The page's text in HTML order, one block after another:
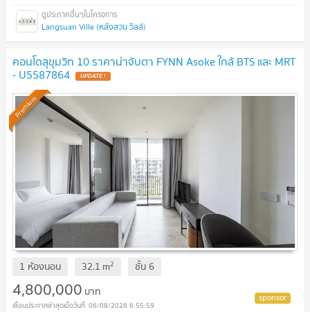
Langsuan Ville (หลังสวน วิลล์)
คอนโดสุขุมวิท 10 ราคาน่าจับตา FYNN Asoke ใกล้ BTS และ MRT
- U5587864
Premium
1 ห้องนอน 32.1 m2 ชั้น 6
4,800,000 บาท
06/08/2026 6:55:59